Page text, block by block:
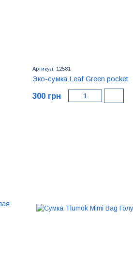
Артикул: 12581
Эко-сумка Leaf Green pocket
300 грн